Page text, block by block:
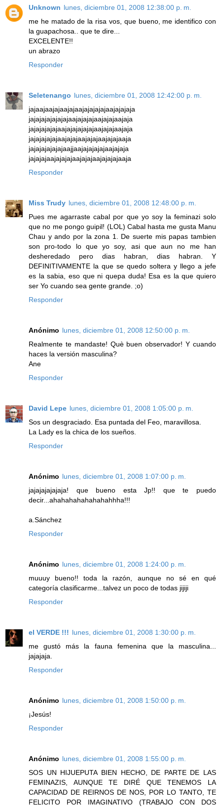
Unknown lunes, diciembre 01, 2008 12:38:00 p. m.
me he matado de la risa vos, que bueno, me identifico con
la guapachosa.. que te dire...
EXCELENTE!!
un abrazo
Responder
Seletenango lunes, diciembre 01, 2008 12:42:00 p. m.
jajaajaajajaajajaajajajajajaajajajaja
jajajajajajajajaajajajajaajajajaajaja
jajajajajajaajajajajajajaajajajaajaja
jajajajajajaajajajaajajajaajajajaaja
jajajajajajajaajjaajajajajajaajajaja
jajajajaajajajajaajajajaajajajajaaja
Responder
Miss Trudy lunes, diciembre 01, 2008 12:48:00 p. m.
Pues me agarraste cabal por que yo soy la feminazi solo
que no me pongo guipil! (LOL) Cabal hasta me gusta Manu
Chau y ando por la zona 1. De suerte mis papas tambien
son pro-todo lo que yo soy, asi que aun no me han
desheredado pero dias habran, dias habran. Y
DEFINITIVAMENTE la que se quedo soltera y llego a jefe
es la sabia, eso que ni quepa duda! Esa es la que quiero
ser Yo cuando sea gente grande. ;o)
Responder
Anónimo lunes, diciembre 01, 2008 12:50:00 p. m.
Realmente te mandaste! Què buen observador! Y cuando
haces la versión masculina?
Ane
Responder
David Lepe lunes, diciembre 01, 2008 1:05:00 p. m.
Sos un desgraciado. Esa puntada del Feo, maravillosa.
La Lady es la chica de los sueños.
Responder
Anónimo lunes, diciembre 01, 2008 1:07:00 p. m.
jajajajajajaja! que bueno esta Jp!! que te puedo
decir...ahahahahahahahahhha!!!
a.Sánchez
Responder
Anónimo lunes, diciembre 01, 2008 1:24:00 p. m.
muuuy bueno!! toda la razón, aunque no sé en qué
categoría clasificarme...talvez un poco de todas jijiji
Responder
el VERDE !!! lunes, diciembre 01, 2008 1:30:00 p. m.
me gustó más la fauna femenina que la masculina...
jajajaja.
Responder
Anónimo lunes, diciembre 01, 2008 1:50:00 p. m.
¡Jesús!
Responder
Anónimo lunes, diciembre 01, 2008 1:55:00 p. m.
SOS UN HIJUEPUTA BIEN HECHO, DE PARTE DE LAS
FEMINAZIS, AUNQUE TE DIRÉ QUE TENEMOS LA
CAPACIDAD DE REIRNOS DE NOS, POR LO TANTO, TE
FELICITO POR IMAGINATIVO (TRABAJO CON DOS